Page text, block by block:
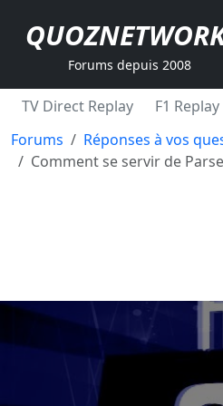
Forums depuis 2008
TV Direct Replay F1 Replay
Forums
Réponses à vos
Comment se servir de